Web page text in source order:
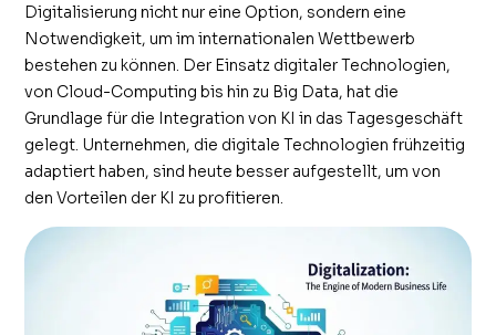
Digitalisierung nicht nur eine Option, sondern eine
Notwendigkeit, um im internationalen Wettbewerb
bestehen zu können. Der Einsatz digitaler Technologien,
von Cloud-Computing bis hin zu Big Data, hat die
Grundlage für die Integration von KI in das Tagesgeschäft
gelegt. Unternehmen, die digitale Technologien frühzeitig
adaptiert haben, sind heute besser aufgestellt, um von
den Vorteilen der KI zu profitieren.